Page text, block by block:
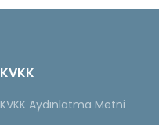
KVKK
KVKK Aydınlatma Metni